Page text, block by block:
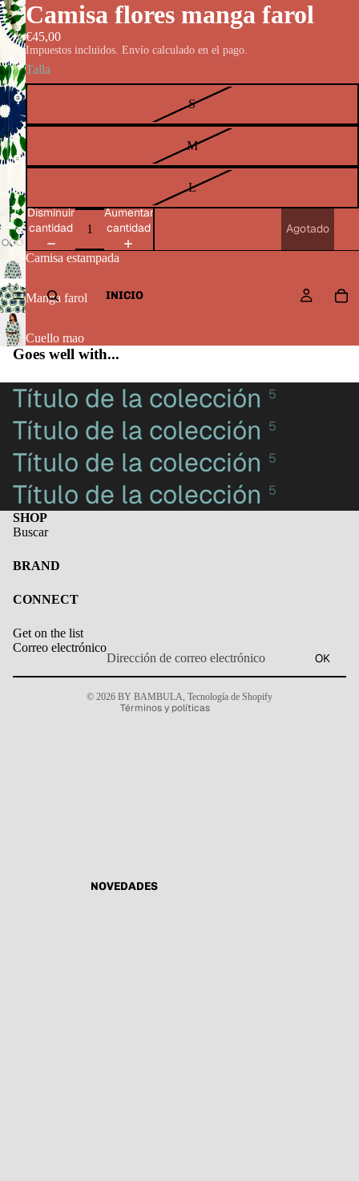
INICIO
NOVEDADES
Camisa flores manga farol
€45,00
Impuestos incluidos. Envío calculado en el pago.
Talla
S
M
L
Disminuir
cantidad
Aumentar
cantidad
Agotado
Camisa estampada
Manga farol
Cuello mao
Goes well with...
Título de la colección 5
Título de la colección 5
Título de la colección 5
Título de la colección 5
SHOP
Buscar
BRAND
CONNECT
Get on the list
Correo electrónico
OK
© 2026 BY BAMBULA Tecnología de Shopify
Términos y políticas
Política de envío
Política de reembolso
Aviso legal